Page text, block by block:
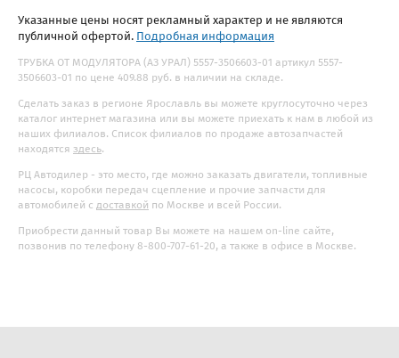
Указанные цены носят рекламный характер и не являются
публичной офертой. Подробная информация
ТРУБКА ОТ МОДУЛЯТОРА (АЗ УРАЛ) 5557-3506603-01 артикул 5557-
3506603-01 по цене 409.88 руб. в наличии на складе.
Сделать заказ в регионе Ярославль вы можете круглосуточно через
каталог интернет магазина или вы можете приехать к нам в любой из
наших филиалов. Список филиалов по продаже автозапчастей
находятся здесь.
РЦ Автодилер - это место, где можно заказать двигатели, топливные
насосы, коробки передач сцепление и прочие запчасти для
автомобилей с доставкой по Москве и всей России.
Приобрести данный товар Вы можете на нашем on-line сайте,
позвонив по телефону 8-800-707-61-20, а также в офисе в Москве.